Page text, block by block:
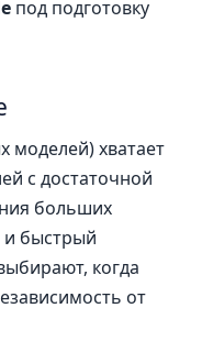
под подготовку
моделей) хватает
с достаточной
больших
и быстрый
когда
от